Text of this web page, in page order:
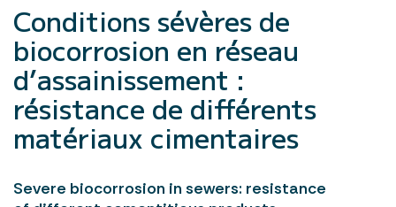
Conditions sévères de
biocorrosion en réseau
d’assainissement :
résistance de différents
matériaux cimentaires
Severe biocorrosion in sewers: resistance